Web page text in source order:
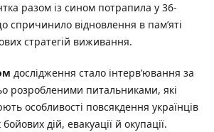
разом із сином потрапила у 36-
спричинило відновлення в пам’яті
стратегій виживання.
дослідження стало інтерв’ювання за
розробленими питальниками, які
особливості повсякдення українців
дій, евакуації й окупації.